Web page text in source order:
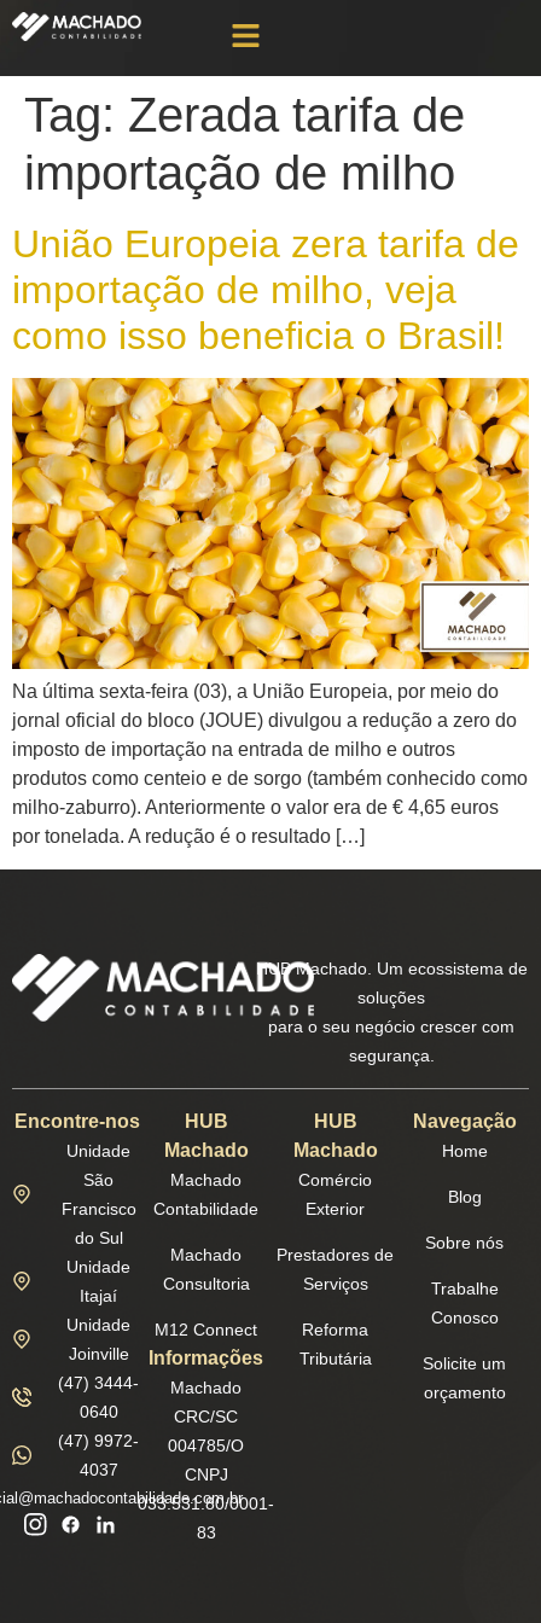
Tag: Zerada tarifa de
importação de milho
União Europeia zera tarifa de
importação de milho, veja
como isso beneficia o Brasil!
Na última sexta-feira (03), a União Europeia, por meio do
jornal oficial do bloco (JOUE) divulgou a redução a zero do
imposto de importação na entrada de milho e outros
produtos como centeio e de sorgo (também conhecido como
milho-zaburro). Anteriormente o valor era de € 4,65 euros
por tonelada. A redução é o resultado […]
HUB Machado. Um ecossistema de
soluções
para o seu negócio crescer com
segurança.
Encontre-nos
Unidade
São
Francisco
do Sul
Unidade
Itajaí
Unidade
Joinville
(47) 3444-
0640
(47) 9972-
4037
HUB
Machado
Machado
Contabilidade
Machado
Consultoria
M12 Connect
Informações
Machado
CRC/SC
004785/O
CNPJ
033.531.80/0001-
83
HUB
Machado
Comércio
Exterior
Prestadores de
Serviços
Reforma
Tributária
Navegação
Home
Blog
Sobre nós
Trabalhe
Conosco
Solicite um
orçamento